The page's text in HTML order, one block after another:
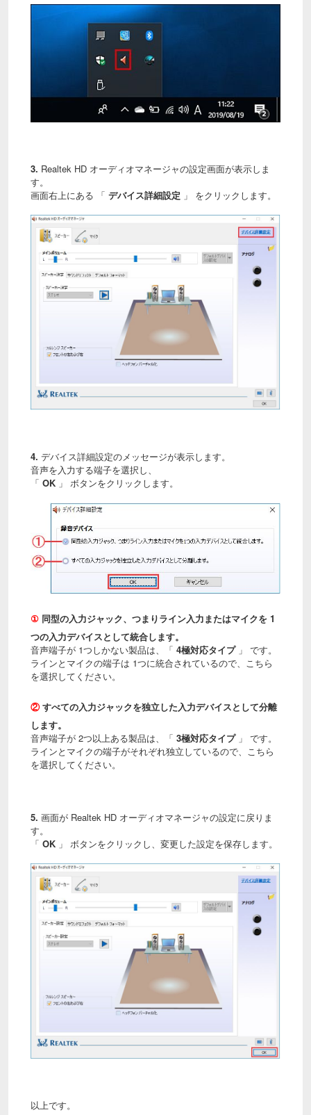
3. Realtek HD オーディオマネージャの設定画面が表示しま
す。
画面右上にある 「 デバイス詳細設定 」 をクリックします。
4. デバイス詳細設定のメッセージが表示します。
音声を入力する端子を選択し、
「 OK 」 ボタンをクリックします。
① 同型の入力ジャック、つまりライン入力またはマイクを 1
つの入力デバイスとして統合します。
音声端子が 1つしかない製品は、「 4極対応タイプ」 です。
ラインとマイクの端子は 1つに統合されているので、こちら
を選択してください。
② すべての入力ジャックを独立した入力デバイスとして分離
します。
音声端子が 2つ以上ある製品は、「 3極対応タイプ」 です。
ラインとマイクの端子がそれぞれ独立しているので、こちら
を選択してください。
5. 画面が Realtek HD オーディオマネージャの設定に戻りま
す。
「 OK 」 ボタンをクリックし、変更した設定を保存します。
以上です。